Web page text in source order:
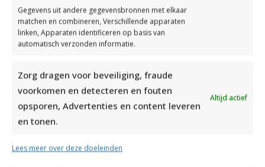
Gegevens uit andere gegevensbronnen met elkaar
matchen en combineren, Verschillende apparaten
linken, Apparaten identificeren op basis van
automatisch verzonden informatie.
Zorg dragen voor beveiliging, fraude
voorkomen en detecteren en fouten
opsporen, Advertenties en content leveren
en tonen.
Altijd actief
Lees meer over deze doeleinden